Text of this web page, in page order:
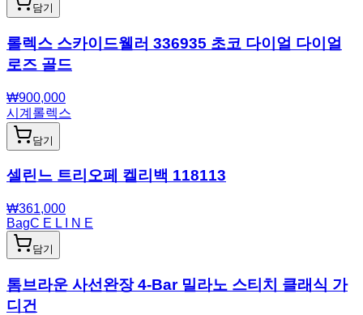
담기
롤렉스 스카이드웰러 336935 초코 다이얼 다이얼
로즈 골드
₩900,000
시계 롤렉스
담기
셀린느 트리오페 켈리백 118113
₩361,000
BagC E L I N E
담기
톰브라운 사선완장 4-Bar 밀라노 스티치 클래식 가
디건